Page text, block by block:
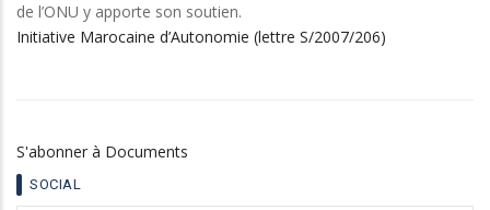
de l’ONU y apporte son soutien.
Initiative Marocaine d’Autonomie (lettre S/2007/206)
S'abonner à Documents
SOCIAL